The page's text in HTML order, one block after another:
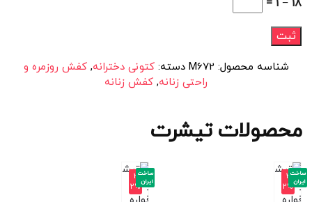
18 − 1 =
شناسه محصول: M672 دسته:کتونی دخترانه,کفش روزمره و
راحتی زنانه, کفش زنانه
محصولات تیشرت
-3
2%
ساخت
ایران
-3
2%
ساخت
ایران